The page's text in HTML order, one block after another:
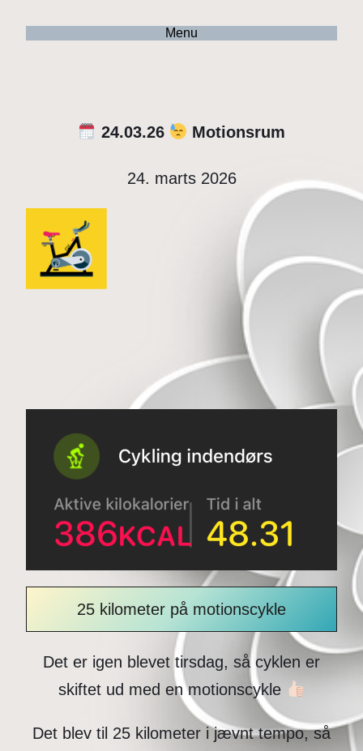
Menu
24.03.26 Motionsrum
24. marts 2026
25 kilometer på motionscykle
Det er igen blevet tirsdag, så cyklen er
skiftet ud med en motionscykle
Det blev til 25 kilometer i jævnt tempo, så